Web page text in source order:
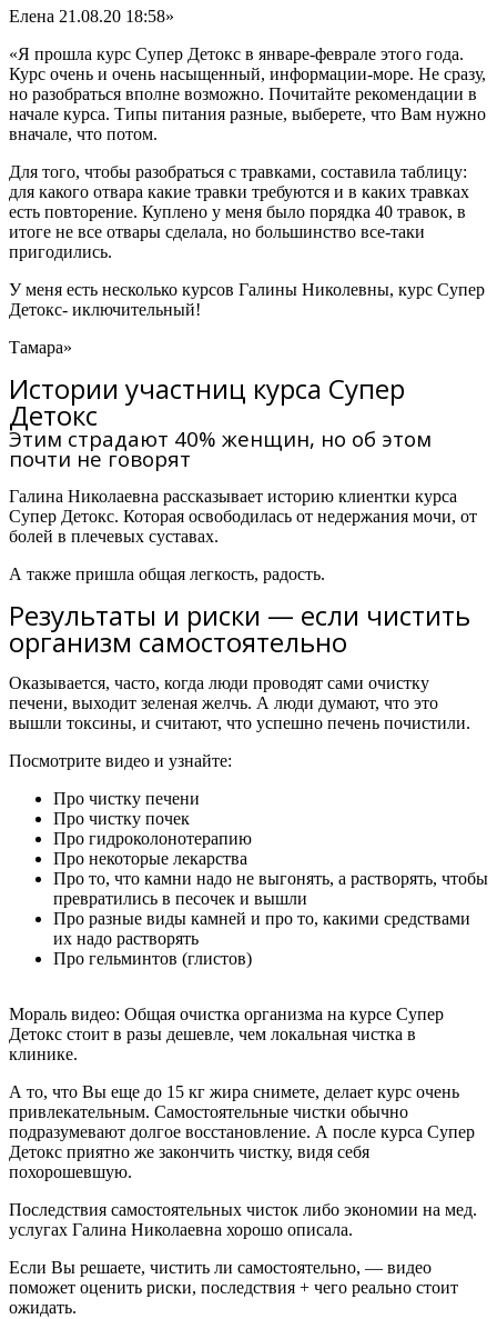
Елена 21.08.20 18:58»
«Я прошла курс Супер Детокс в январе-феврале этого года.
Курс очень и очень насыщенный, информации-море. Не сразу,
но разобраться вполне возможно. Почитайте рекомендации в
начале курса. Типы питания разные, выберете, что Вам нужно
вначале, что потом.
Для того, чтобы разобраться с травками, составила таблицу:
для какого отвара какие травки требуются и в каких травках
есть повторение. Куплено у меня было порядка 40 травок, в
итоге не все отвары сделала, но большинство все-таки
пригодились.
У меня есть несколько курсов Галины Николевны, курс Супер
Детокс- иключительный!
Тамара»
Истории участниц курса Супер
Детокс
Этим страдают 40% женщин, но об этом
почти не говорят
Галина Николаевна рассказывает историю клиентки курса
Супер Детокс. Которая освободилась от недержания мочи, от
болей в плечевых суставах.
А также пришла общая легкость, радость.
Результаты и риски — если чистить
организм самостоятельно
Оказывается, часто, когда люди проводят сами очистку
печени, выходит зеленая желчь. А люди думают, что это
вышли токсины, и считают, что успешно печень почистили.
Посмотрите видео и узнайте:
Про чистку печени
Про чистку почек
Про гидроколонотерапию
Про некоторые лекарства
Про то, что камни надо не выгонять, а растворять, чтобы
превратились в песочек и вышли
Про разные виды камней и про то, какими средствами
их надо растворять
Про гельминтов (глистов)
Мораль видео: Общая очистка организма на курсе Супер
Детокс стоит в разы дешевле, чем локальная чистка в
клинике.
А то, что Вы еще до 15 кг жира снимете, делает курс очень
привлекательным. Самостоятельные чистки обычно
подразумевают долгое восстановление. А после курса Супер
Детокс приятно же закончить чистку, видя себя
похорошевшую.
Последствия самостоятельных чисток либо экономии на мед.
услугах Галина Николаевна хорошо описала.
Если Вы решаете, чистить ли самостоятельно, — видео
поможет оценить риски, последствия + чего реально стоит
ожидать.